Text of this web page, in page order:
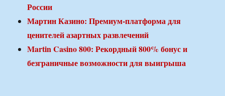
России
Мартин Казино: Премиум-платформа для
ценителей азартных развлечений
Martin Casino 800: Рекордный 800% бонус и
безграничные возможности для выигрыша